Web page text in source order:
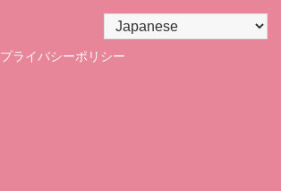
プライバシーポリシー